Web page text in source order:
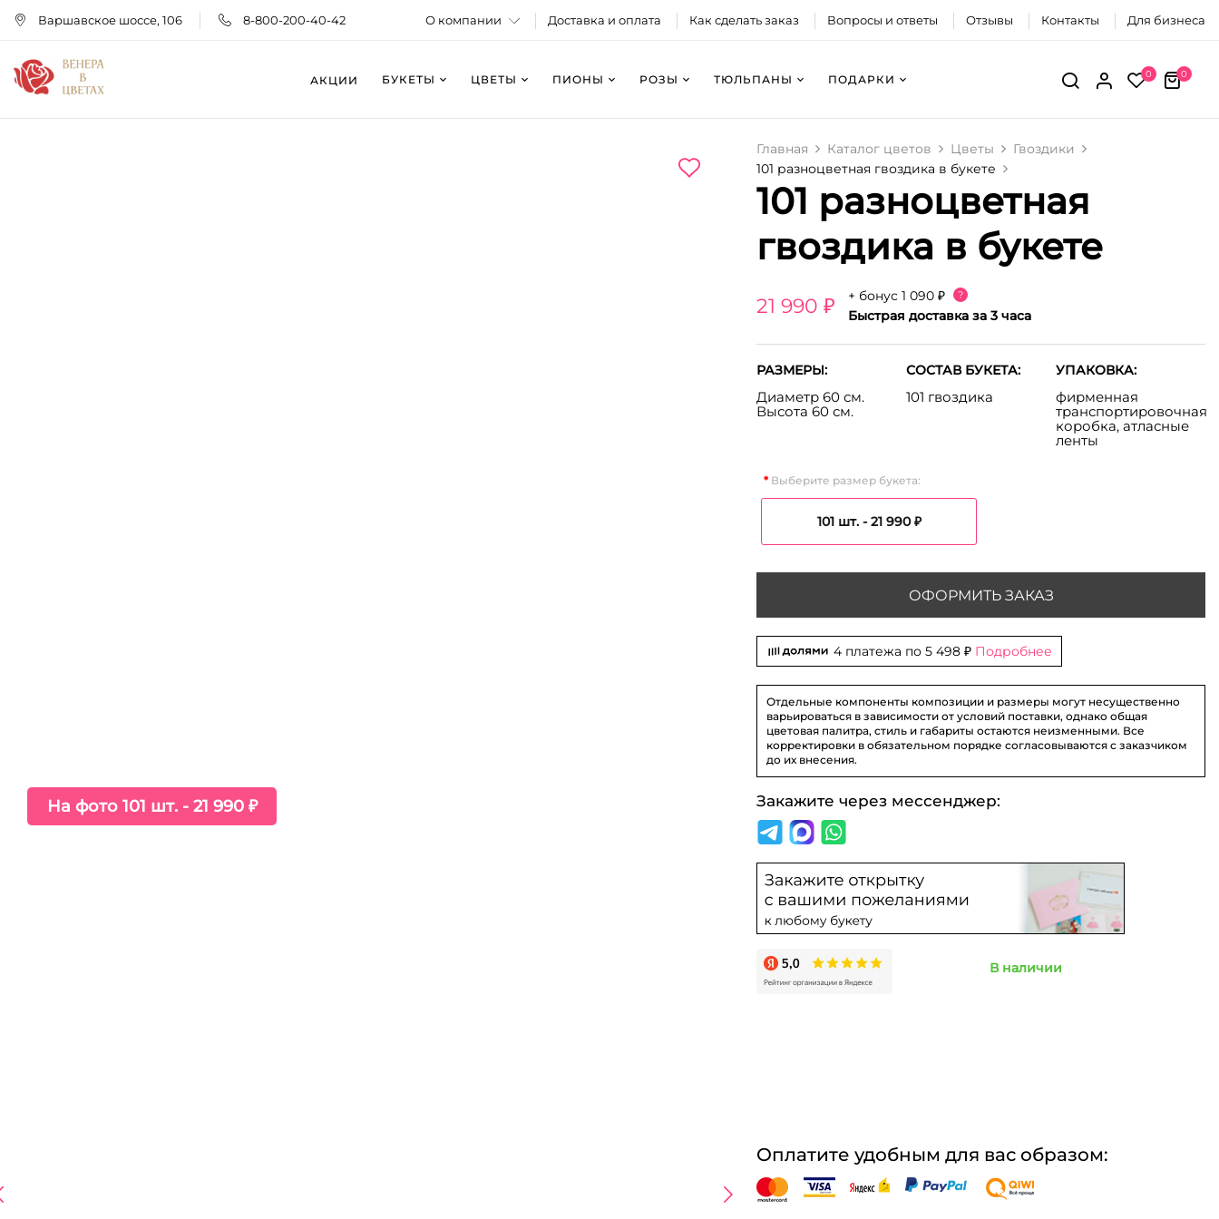
Варшавское шоссе, 106 8-800-200-40-42 О компании Доставка и оплата Как сделать заказ Вопросы и ответы Отзывы Контакты Для бизнеса
АКЦИИ БУКЕТЫ ЦВЕТЫ ПИОНЫ РОЗЫ ТЮЛЬПАНЫ ПОДАРКИ 0 0
На фото 101 шт. - 21 990 ₽
Главная Каталог цветов Цветы
Гвоздики
101 разноцветная гвоздика в букете
101 разноцветная
гвоздика в букете
21 990 ₽ + бонус1 090 ₽ ?
Быстрая доставка за 3 часа
РАЗМЕРЫ:
Диаметр 60 см.
Высота 60 см.
СОСТАВ БУКЕТА:
101 гвоздика
УПАКОВКА:
фирменная
транспортировочная
коробка, атласные
ленты
Выберите размер букета:
101 шт. -21 990 ₽
ОФОРМИТЬ ЗАКАЗ
4 платежа по5 498 ₽ Подробнее
Отдельные компоненты композиции и размеры могут несущественно
варьироваться в зависимости от условий поставки, однако общая
цветовая палитра, стиль и габариты остаются неизменными. Все
корректировки в обязательном порядке согласовываются с заказчиком
до их внесения.
Закажите через мессенджер:
В наличии
Оплатите удобным для вас образом: